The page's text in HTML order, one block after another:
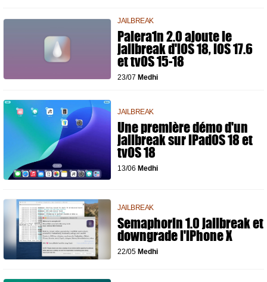
JAILBREAK
Palera1n 2.0 ajoute le
jailbreak d'iOS 18, iOS 17.6
et tvOS 15-18
23/07 Medhi
JAILBREAK
Une première démo d'un
jailbreak sur iPadOS 18 et
tvOS 18
13/06 Medhi
JAILBREAK
Semaphorin 1.0 jailbreak et
downgrade l'iPhone X
22/05 Medhi